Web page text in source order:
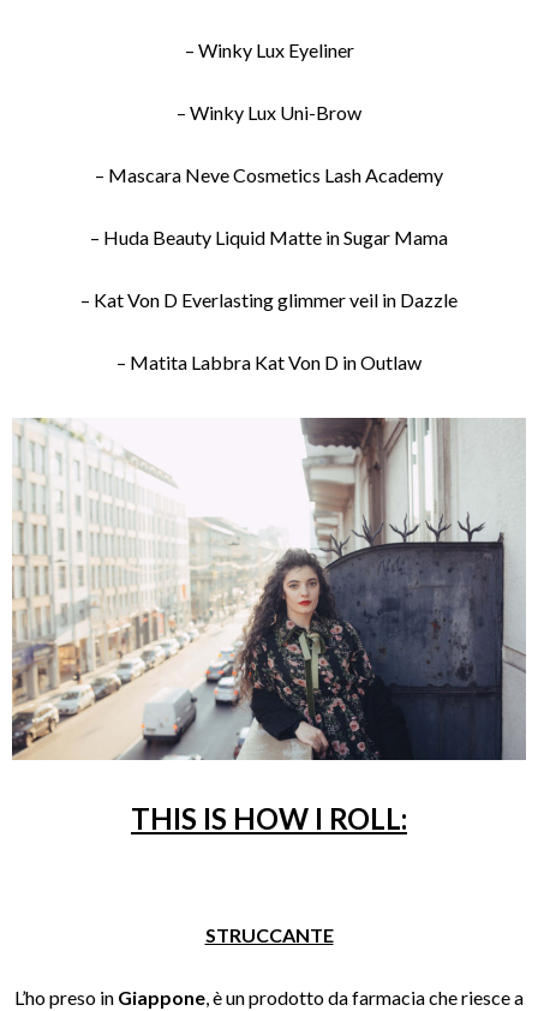
– Winky Lux Eyeliner
– Winky Lux Uni-Brow
– Mascara Neve Cosmetics Lash Academy
– Huda Beauty Liquid Matte in Sugar Mama
– Kat Von D Everlasting glimmer veil in Dazzle
– Matita Labbra Kat Von D in Outlaw
THIS IS HOW I ROLL:
STRUCCANTE
L’ho preso in Giappone, è un prodotto da farmacia che riesce a